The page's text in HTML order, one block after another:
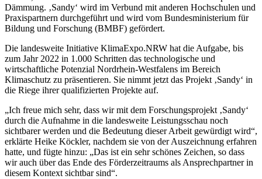
Dämmung. ‚Sandy‘ wird im Verbund mit anderen Hochschulen und
Praxispartnern durchgeführt und wird vom Bundesministerium für
Bildung und Forschung (BMBF) gefördert.
Die landesweite Initiative KlimaExpo.NRW hat die Aufgabe, bis
zum Jahr 2022 in 1.000 Schritten das technologische und
wirtschaftliche Potenzial Nordrhein-Westfalens im Bereich
Klimaschutz zu präsentieren. Sie nimmt jetzt das Projekt ‚Sandy‘ in
die Riege ihrer qualifizierten Projekte auf.
„Ich freue mich sehr, dass wir mit dem Forschungsprojekt ‚Sandy‘
durch die Aufnahme in die landesweite Leistungsschau noch
sichtbarer werden und die Bedeutung dieser Arbeit gewürdigt wird“,
erklärte Heike Köckler, nachdem sie von der Auszeichnung erfahren
hatte, und fügte hinzu: „Das ist ein sehr schönes Zeichen, so dass
wir auch über das Ende des Förderzeitraums als Ansprechpartner in
diesem Kontext sichtbar sind“.